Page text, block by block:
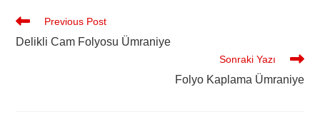
Previous Post
Delikli Cam Folyosu Ümraniye
Sonraki Yazı
Folyo Kaplama Ümraniye